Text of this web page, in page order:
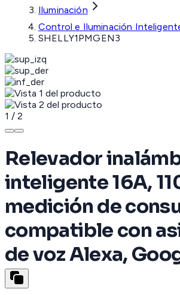
Iluminación
Control e Iluminación
SHELLY1PMGEN3
1 / 2
Relevador
inteligente 16A,
medición de
compatible con
de voz Alexa,